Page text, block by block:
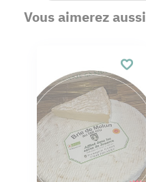
Vous aimerez aussi